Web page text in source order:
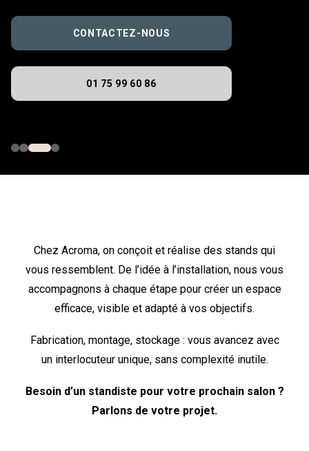
CONTACTEZ-NOUS
01 75 99 60 86
Chez Acroma, on conçoit et réalise des stands qui
vous ressemblent. De l’idée à l’installation, nous vous
accompagnons à chaque étape pour créer un espace
efficace, visible et adapté à vos objectifs.
Fabrication, montage, stockage : vous avancez avec
un interlocuteur unique, sans complexité inutile.
Besoin d’un standiste pour votre prochain salon ?
Parlons de votre projet.